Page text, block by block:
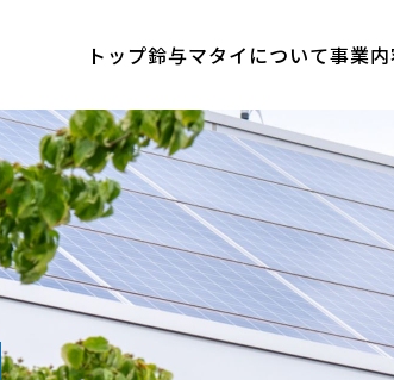
トップ鈴与マタイについて事業内